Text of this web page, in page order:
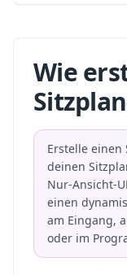
Wie
Erstelle einen
deinen
Nur-Ansicht-
einen
am Eingang,
oder im